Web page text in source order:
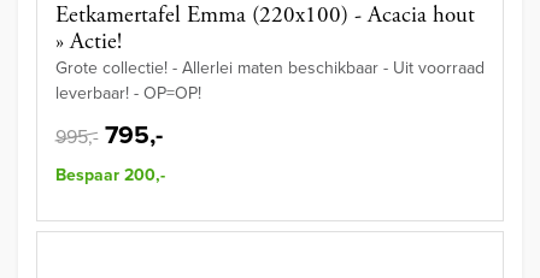
Eetkamertafel Emma (220x100) - Acacia hout
» Actie!
Grote collectie! - Allerlei maten beschikbaar - Uit voorraad
leverbaar! - OP=OP!
995,- 795,-
Bespaar 200,-